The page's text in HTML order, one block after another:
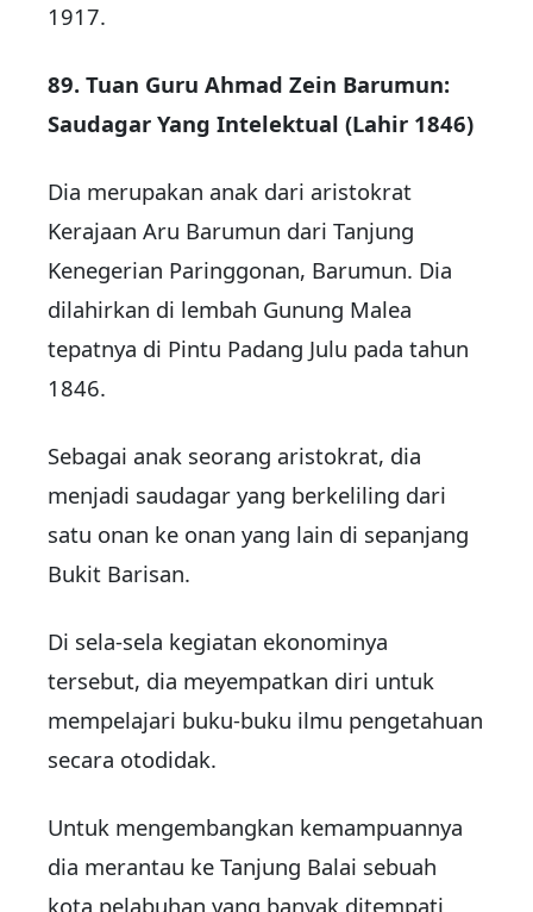
1917.
89. Tuan Guru Ahmad Zein Barumun:
Saudagar Yang Intelektual (Lahir 1846)
Dia merupakan anak dari aristokrat
Kerajaan Aru Barumun dari Tanjung
Kenegerian Paringgonan, Barumun. Dia
dilahirkan di lembah Gunung Malea
tepatnya di Pintu Padang Julu pada tahun
1846.
Sebagai anak seorang aristokrat, dia
menjadi saudagar yang berkeliling dari
satu onan ke onan yang lain di sepanjang
Bukit Barisan.
Di sela-sela kegiatan ekonominya
tersebut, dia meyempatkan diri untuk
mempelajari buku-buku ilmu pengetahuan
secara otodidak.
Untuk mengembangkan kemampuannya
dia merantau ke Tanjung Balai sebuah
kota pelabuhan yang banyak ditempati